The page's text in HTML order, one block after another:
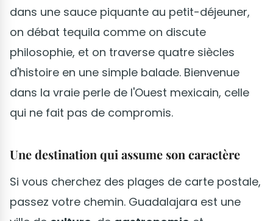
dans une sauce piquante au petit-déjeuner,
on débat tequila comme on discute
philosophie, et on traverse quatre siècles
d'histoire en une simple balade. Bienvenue
dans la vraie perle de l'Ouest mexicain, celle
qui ne fait pas de compromis.
Une destination qui assume son caractère
Si vous cherchez des plages de carte postale,
passez votre chemin. Guadalajara est une